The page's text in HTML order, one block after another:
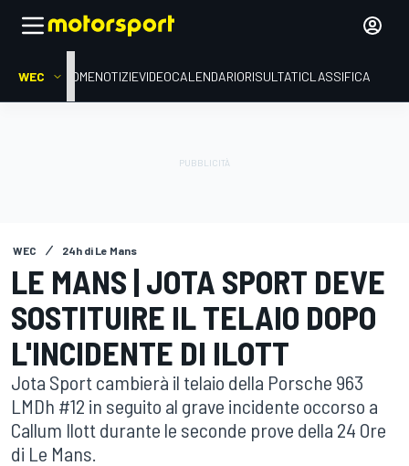
WEC HOMENOTIZIEVIDEOCALENDARIORISULTATICLASSIFICA
WEC 24h di Le Mans
LE MANS | JOTA SPORT DEVE
SOSTITUIRE IL TELAIO DOPO
L'INCIDENTE DI ILOTT
Jota Sport cambierà il telaio della Porsche 963
LMDh #12 in seguito al grave incidente occorso a
Callum Ilott durante le seconde prove della 24 Ore
di Le Mans.